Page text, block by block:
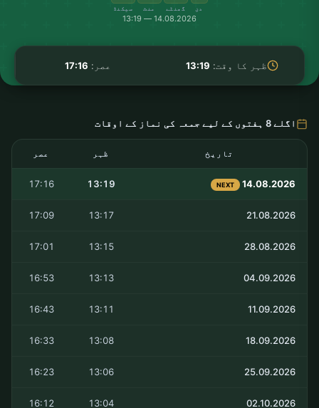
دن گھنٹے منٹ سیکنڈ
14.08.2026 — 13:19
ظہر کا وقت: 13:19 عصر: 17:16
اگلے 8 ہفتوں کے لیے جمعہ کی نماز کے اوقات
تاریخ ظہر عصر
14.08.2026
NEXT
13:19
17:16
21.08.2026
13:17
17:09
28.08.2026
13:15
17:01
04.09.2026
13:13
16:53
11.09.2026
13:11
16:43
18.09.2026
13:08
16:33
25.09.2026
13:06
16:23
02.10.2026
13:04
16:12